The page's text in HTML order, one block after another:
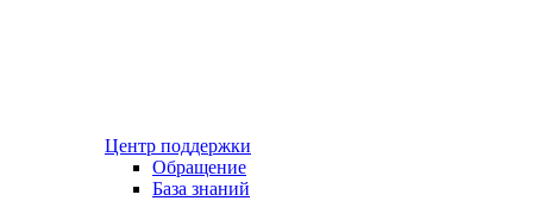
Центр поддержки
Обращение
База знаний